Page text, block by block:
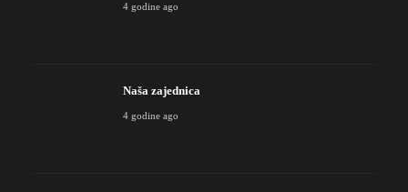
4 godine ago
Naša zajednica
4 godine ago